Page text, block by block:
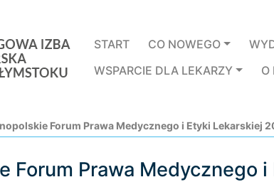
START
CO NOWEGO
WSPARCIE DLA LEKARZY
O
Forum Prawa Medycznego i Etyki Lekarskiej
Forum Prawa Medycznego